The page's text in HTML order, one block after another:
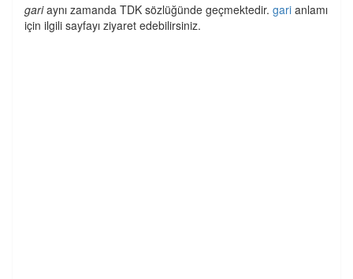
gariaynı zamanda TDK sözlüğünde geçmektedir. gari anlamı
için ilgili sayfayı ziyaret edebilirsiniz.